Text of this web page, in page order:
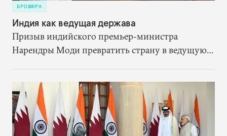
БРОШЮРА
Индия как ведущая держава
Призыв индийского премьер-министра
Нарендры Моди превратить страну в ведущую
в международной политической системе.